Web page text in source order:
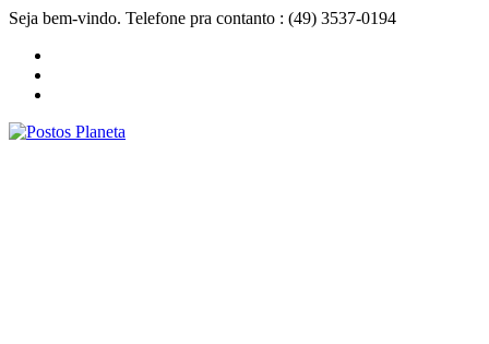
Seja bem-vindo. Telefone pra contanto : (49) 3537-0194